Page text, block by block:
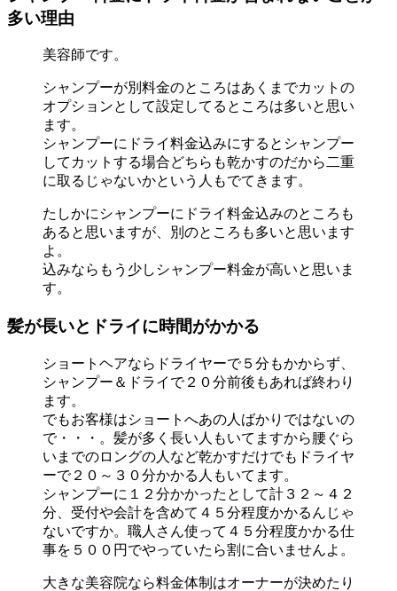
多い理由
美容師です。
シャンプーが別料金のところはあくまでカットの
オプションとして設定してるところは多いと思い
ます。
シャンプーにドライ料金込みにするとシャンプー
してカットする場合どちらも乾かすのだから二重
に取るじゃないかという人もでてきます。
たしかにシャンプーにドライ料金込みのところも
あると思いますが、別のところも多いと思います
よ。
込みならもう少しシャンプー料金が高いと思いま
す。
髪が長いとドライに時間がかかる
ショートヘアならドライヤーで５分もかからず、
シャンプー＆ドライで２０分前後もあれば終わり
ます。
でもお客様はショートへあの人ばかりではないの
で・・・。髪が多く長い人もいてますから腰ぐら
いまでのロングの人など乾かすだけでもドライヤ
ーで２０～３０分かかる人もいてます。
シャンプーに１２分かかったとして計３２～４２
分、受付や会計を含めて４５分程度かかるんじゃ
ないですか。職人さん使って４５分程度かかる仕
事を５００円でやっていたら割に合いませんよ。
大きな美容院なら料金体制はオーナーが決めたり